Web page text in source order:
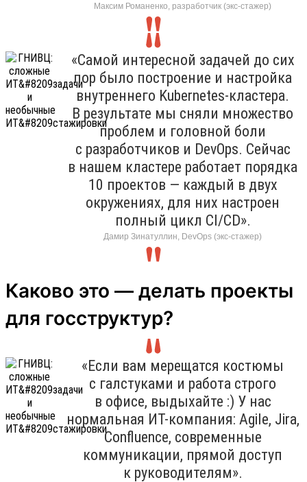
Максим Романенко, разработчик (экс-стажер)
«Самой интересной задачей до сих
пор было построение и настройка
внутреннего Kubernetes-кластера.
В результате мы сняли множество
проблем и головной боли
с разработчиков и DevOps. Сейчас
в нашем кластере работает порядка
10 проектов — каждый в двух
окружениях, для них настроен
полный цикл CI/CD».
Дамир Зинатуллин, DevOps (экс-стажер)
Каково это — делать проекты
для госструктур?
«Если вам мерещатся костюмы
с галстуками и работа строго
в офисе, выдыхайте :) У нас
нормальная ИТ-компания: Agile, Jira,
Confluence, современные
коммуникации, прямой доступ
к руководителям».